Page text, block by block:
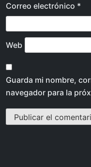
Correo electrónico *
Web
Guarda mi nombre,
navegador para la